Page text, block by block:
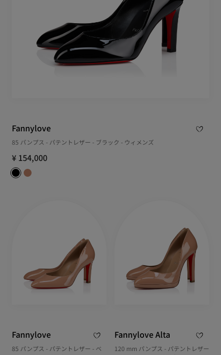
Fannylove
85 パンプス - パテントレザー - ブラック - ウィメンズ
¥ 154,000
Fannylove
85 パンプス - パテントレザー - ベ
Fannylove Alta
120 mm パンプス - パテントレザー